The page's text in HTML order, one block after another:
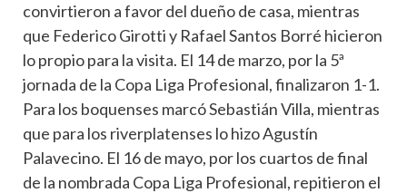
convirtieron a favor del dueño de casa, mientras
que Federico Girotti y Rafael Santos Borré hicieron
lo propio para la visita. El 14 de marzo, por la 5ª
jornada de la Copa Liga Profesional, finalizaron 1-1.
Para los boquenses marcó Sebastián Villa, mientras
que para los riverplatenses lo hizo Agustín
Palavecino. El 16 de mayo, por los cuartos de final
de la nombrada Copa Liga Profesional, repitieron el